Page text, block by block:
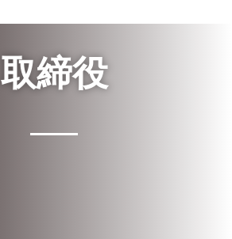
取締役